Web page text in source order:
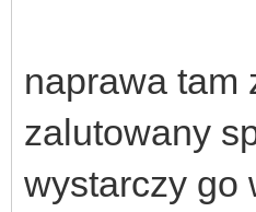
naprawa tam
zalutowany
wystarczy go